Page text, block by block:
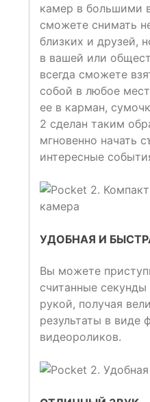
камер в большими
сможете снимать
близких и друзей,
в вашей или
всегда сможете
собой в любое
ее в карман,
2 сделан таким
мгновенно начать
интересные
УДОБНАЯ И
Вы можете
считанные
рукой, получая
результаты в виде
видеороликов.